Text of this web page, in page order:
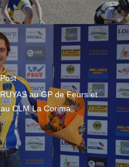
au GP de Feurs et
CLM La Corima